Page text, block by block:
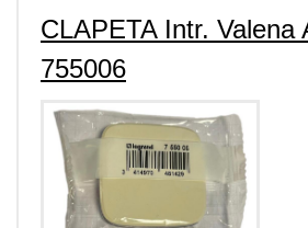
CLAPETA Intr. Valena
755006